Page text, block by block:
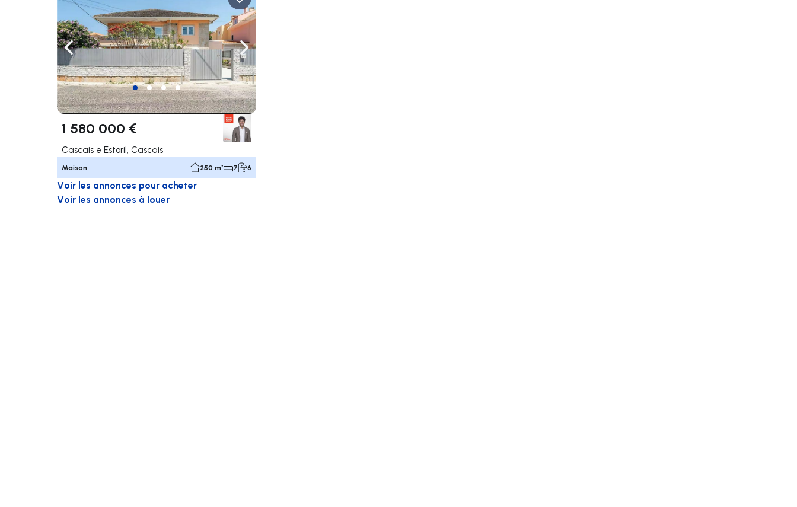
Naviguer vers la gauche Naviguer vers la droite
1 580 000 €
Cascais e Estoril, Cascais
Maison 250 m² 7 6
Voir les annonces pour acheter
Voir les annonces à louer